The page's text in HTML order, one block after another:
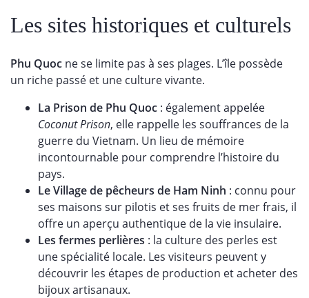
Les sites historiques et culturels
Phu Quoc ne se limite pas à ses plages. L’île possède
un riche passé et une culture vivante.
La Prison de Phu Quoc : également appelée
Coconut Prison, elle rappelle les souffrances de la
guerre du Vietnam. Un lieu de mémoire
incontournable pour comprendre l’histoire du
pays.
Le Village de pêcheurs de Ham Ninh : connu pour
ses maisons sur pilotis et ses fruits de mer frais, il
offre un aperçu authentique de la vie insulaire.
Les fermes perlières : la culture des perles est
une spécialité locale. Les visiteurs peuvent y
découvrir les étapes de production et acheter des
bijoux artisanaux.